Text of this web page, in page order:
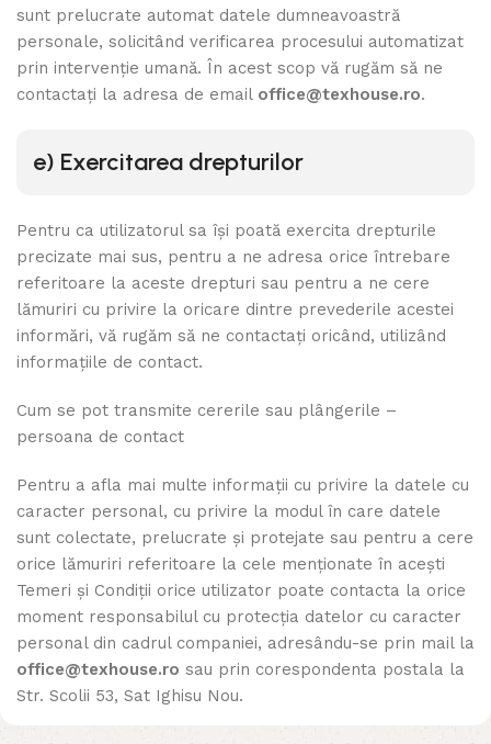
sunt prelucrate automat datele dumneavoastră
personale, solicitând verificarea procesului automatizat
prin intervenție umană. În acest scop vă rugăm să ne
contactați la adresa de email office@texhouse.ro.
e) Exercitarea drepturilor
Pentru ca utilizatorul sa își poată exercita drepturile
precizate mai sus, pentru a ne adresa orice întrebare
referitoare la aceste drepturi sau pentru a ne cere
lămuriri cu privire la oricare dintre prevederile acestei
informări, vă rugăm să ne contactați oricând, utilizând
informațiile de contact.
Cum se pot transmite cererile sau plângerile –
persoana de contact
Pentru a afla mai multe informații cu privire la datele cu
caracter personal, cu privire la modul în care datele
sunt colectate, prelucrate și protejate sau pentru a cere
orice lămuriri referitoare la cele menționate în acești
Temeri și Condiții orice utilizator poate contacta la orice
moment responsabilul cu protecția datelor cu caracter
personal din cadrul companiei, adresându-se prin mail la
office@texhouse.ro sau prin corespondenta postala la
Str. Scolii 53, Sat Ighisu Nou.